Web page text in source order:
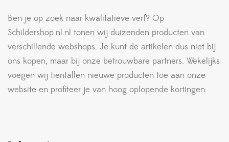
Ben je op zoek naar kwalitatieve verf? Op
Schildershop.nl.nl tonen wij duizenden producten van
verschillende webshops. Je kunt de artikelen dus niet bij
ons kopen, maar bij onze betrouwbare partners. Wekelijks
voegen wij tientallen nieuwe producten toe aan onze
website en profiteer je van hoog oplopende kortingen.